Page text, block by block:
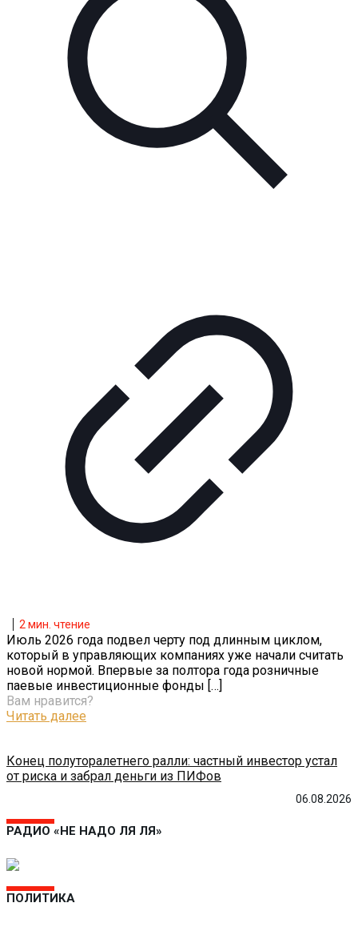
06.08.2026
Конец полуторалетнего ралли: частный инвестор устал
от риска и забрал деньги из ПИФов
2 мин. чтение
Июль 2026 года подвел черту под длинным циклом,
который в управляющих компаниях уже начали считать
новой нормой. Впервые за полтора года розничные
паевые инвестиционные фонды […]
Вам нравится?
Читать далее
РАДИО «НЕ НАДО ЛЯ ЛЯ»
ПОЛИТИКА